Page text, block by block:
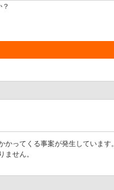
ってくる事案が発生しています。
せん。